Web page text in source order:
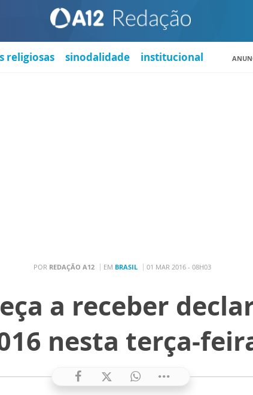
religiosas sinodalidade institucional
POR REDAÇÃO A12 EM BRASIL 01 MAR 2016 - 08H03
a receber
nesta terça-